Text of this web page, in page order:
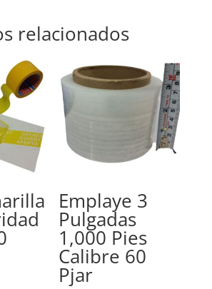
relacionados
Emplaye 3
Pulgadas
1,000 Pies
Calibre 60
Pjar